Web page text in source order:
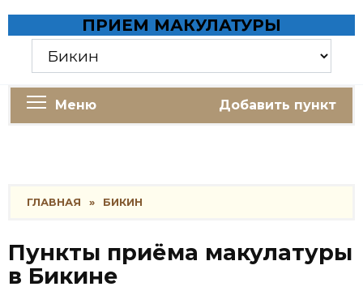
content
ПРИЕМ МАКУЛАТУРЫ
Меню Добавить пункт
ГЛАВНАЯ » БИКИН
Пункты приёма макулатуры
в Бикине